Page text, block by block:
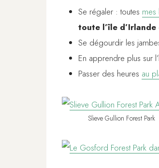
Se régaler : toutes mes
toute l’île d’Irlande
Se dégourdir les
En apprendre plus sur
Passer des heures au
Slieve Gullion Forest Park